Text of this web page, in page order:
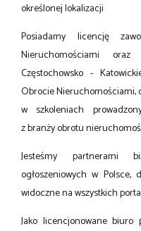
określonej lokalizacji
Posiadamy licencję
Nieruchomościami
Częstochowsko -
Obrocie Nieruchomościami,
w szkoleniach
z branży obrotu
Jesteśmy partnerami
ogłoszeniowych w Polsce,
widoczne na wszystkich
Jako licencjonowane biuro